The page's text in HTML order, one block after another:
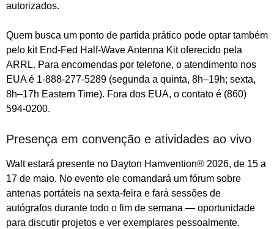
autorizados.
Quem busca um ponto de partida prático pode optar também
pelo kit End‑Fed Half‑Wave Antenna Kit oferecido pela
ARRL. Para encomendas por telefone, o atendimento nos
EUA é 1-888-277-5289 (segunda a quinta, 8h–19h; sexta,
8h–17h Eastern Time). Fora dos EUA, o contato é (860)
594-0200.
Presença em convenção e atividades ao vivo
Walt estará presente no Dayton Hamvention® 2026, de 15 a
17 de maio. No evento ele comandará um fórum sobre
antenas portáteis na sexta‑feira e fará sessões de
autógrafos durante todo o fim de semana — oportunidade
para discutir projetos e ver exemplares pessoalmente.